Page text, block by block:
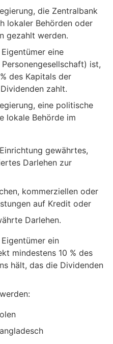
die Zentralbank
lokaler Behörden oder
gezahlt werden.
eine
ist,
des Kapitals der
zahlt.
eine politische
lokale Behörde im
gewährtes,
Darlehen zur
kommerziellen oder
auf Kredit oder
Darlehen.
ein
mindestens 10 % des
hält, das die Dividenden